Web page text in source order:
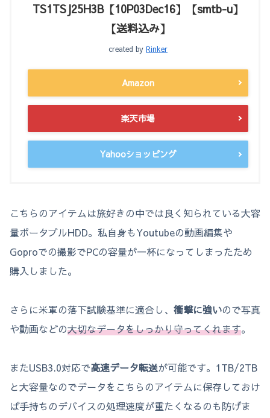
TS1TSJ25H3B【10P03Dec16】【smtb-u】
【送料込み】
created by Rinker
Amazon
楽天市場
Yahooショッピング
こちらのアイテムは旅好きの中では良く知られている大容
量ポータブルHDD。私自身もYoutubeの動画編集や
Goproでの撮影でPCの容量が一杯になってしまったため
購入しました。
さらに米軍の落下試験基準に適合し、 衝撃に強いので写真
や動画などの大切なデータをしっかり守ってくれます。
またUSB3.0対応で高速データ転送が可能です。1TB/2TB
と大容量なのでデータをこちらのアイテムに保存しておけ
ば手持ちのデバイスの処理速度が重たくなるのも防げま